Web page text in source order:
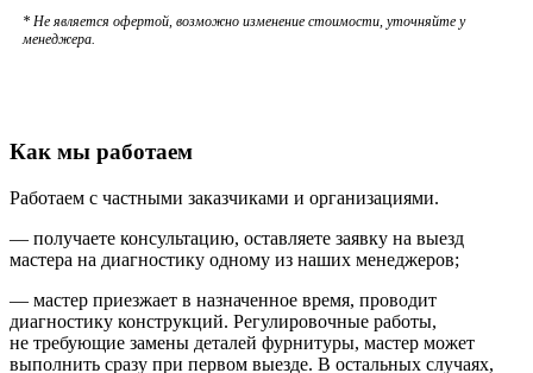
* Не является офертой, возможно изменение стоимости, уточняйте у
менеджера.
Как мы работаем
Работаем с частными заказчиками и организациями.
— получаете консультацию, оставляете заявку на выезд
мастера на диагностику одному из наших менеджеров;
— мастер приезжает в назначенное время, проводит
диагностику конструкций. Регулировочные работы,
не требующие замены деталей фурнитуры, мастер может
выполнить сразу при первом выезде. В остальных случаях,